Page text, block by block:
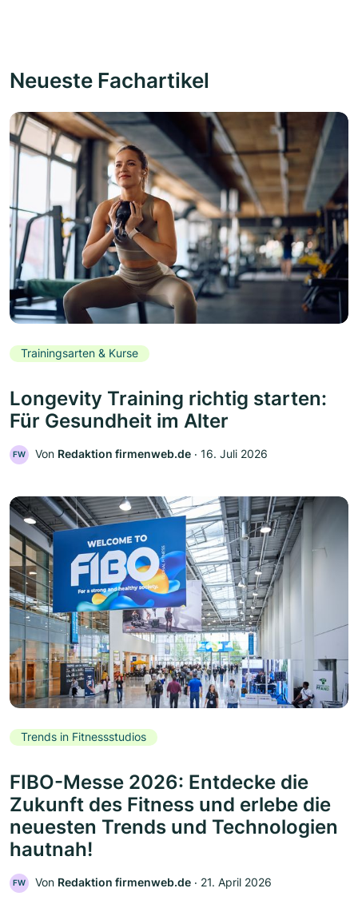
Neueste Fachartikel
Trainingsarten & Kurse
Longevity Training richtig starten:
Für Gesundheit im Alter
FW Von Redaktion firmenweb.de ‧ 16. Juli 2026
Trends in Fitnessstudios
FIBO-Messe 2026: Entdecke die
Zukunft des Fitness und erlebe die
neuesten Trends und Technologien
hautnah!
FW Von Redaktion firmenweb.de ‧ 21. April 2026